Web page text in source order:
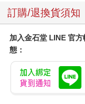
訂購/退換貨須知
加入金石堂 LINE 官
態：